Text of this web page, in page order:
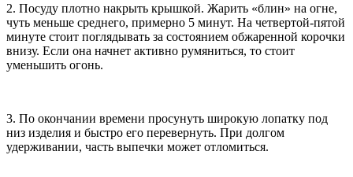
2. Посуду плотно накрыть крышкой. Жарить «блин» на огне,
чуть меньше среднего, примерно 5 минут. На четвертой-пятой
минуте стоит поглядывать за состоянием обжаренной корочки
внизу. Если она начнет активно румяниться, то стоит
уменьшить огонь.
3. По окончании времени просунуть широкую лопатку под
низ изделия и быстро его перевернуть. При долгом
удерживании, часть выпечки может отломиться.